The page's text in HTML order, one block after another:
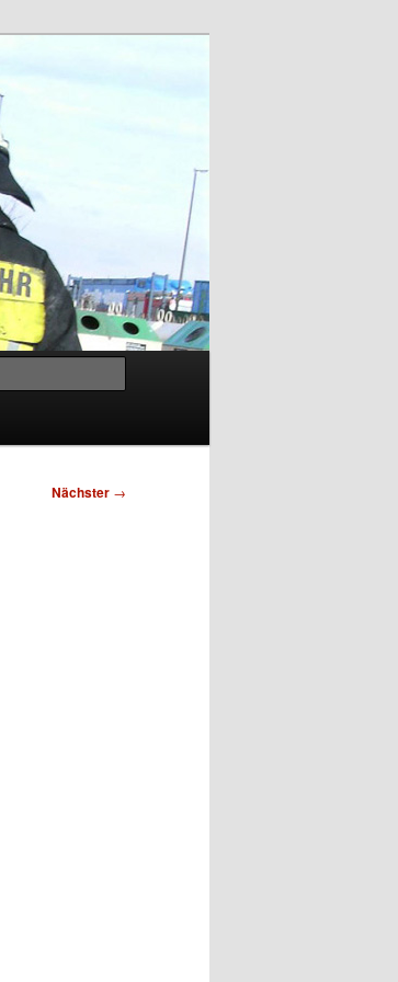
Nächster →